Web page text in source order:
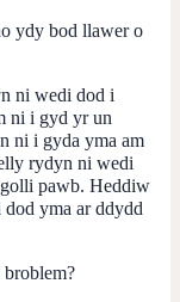
ydy bod llawer o
ni wedi dod i
ni i gyd yr un
ni i gyda yma am
rydyn ni wedi
pawb. Heddiw
yma ar ddydd